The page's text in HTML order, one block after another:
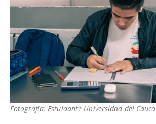
Fotografía: Estuidante Universidad del Cauca